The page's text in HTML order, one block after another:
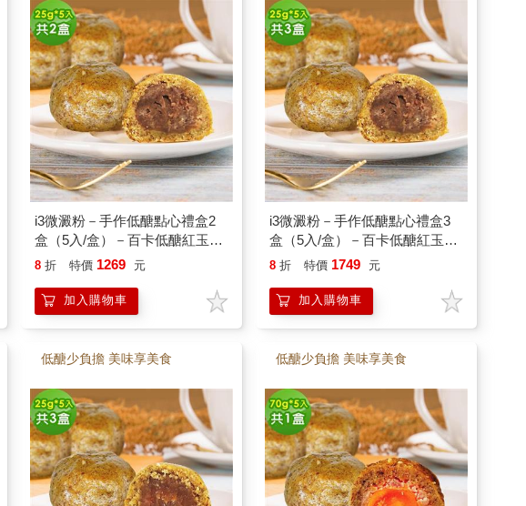
i3微澱粉－手作低醣點心禮盒2
盒（5入/盒）－百卡低醣紅玉相
思酥25g－蛋奶素
8 折 特價 1269 元
加入購物車
i3微澱粉－手作低醣點心禮盒3
盒（5入/盒）－百卡低醣紅玉相
思酥25g－蛋奶素
8 折 特價 1749 元
加入購物車
低醣少負擔 美味享美食 低醣少負擔 美味享美食